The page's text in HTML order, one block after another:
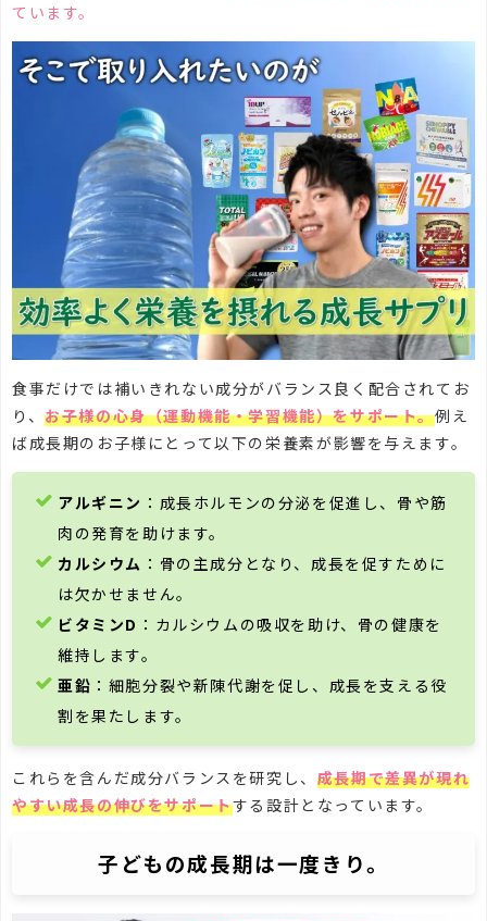
ています。
食事だけでは補いきれない成分がバランス良く配合されてお
り、お子様の心身（運動機能・学習機能）をサポート。例え
ば成長期のお子様にとって以下の栄養素が影響を与えます。
アルギニン ：成長ホルモンの分泌を促進し、骨や筋
肉の発育を助けます。
カルシウム ：骨の主成分となり、成長を促すために
は欠かせません。
ビタミンD ：カルシウムの吸収を助け、骨の健康を
維持します。
亜鉛 ：細胞分裂や新陳代謝を促し、成長を支える役
割を果たします。
これらを含んだ成分バランスを研究し、 成長期で差異が現れ
やすい成長の伸びをサポートする設計となっています。
子どもの成長期は一度きり。